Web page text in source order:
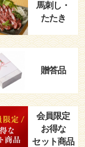
馬刺し・
たたき
贈答品
会員限定
お得な
セット商品